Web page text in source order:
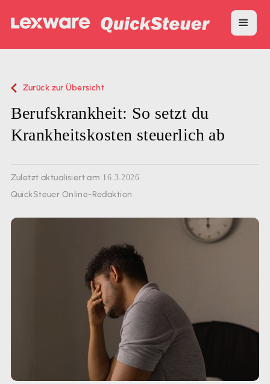
Zurück zur Übersicht
Berufskrankheit: So setzt du
Krankheitskosten steuerlich ab
QuickSteuer Online-Redaktion
Zuletzt aktualisiert am 16.3.2026